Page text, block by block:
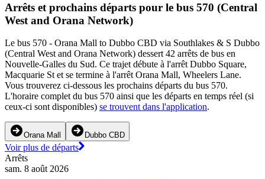
Arrêts et prochains départs pour le bus 570 (Central
West and Orana Network)
Le bus 570 - Orana Mall to Dubbo CBD via Southlakes & S Dubbo
(Central West and Orana Network) dessert 42 arrêts de bus en
Nouvelle-Galles du Sud. Ce trajet débute à l'arrêt Dubbo Square,
Macquarie St et se termine à l'arrêt Orana Mall, Wheelers Lane.
Vous trouverez ci-dessous les prochains départs du bus 570.
L'horaire complet du bus 570 ainsi que les départs en temps réel (si
ceux-ci sont disponibles) se trouvent dans l'application.
Orana Mall Dubbo CBD
Voir plus de départs
Arrêts
sam. 8 août 2026